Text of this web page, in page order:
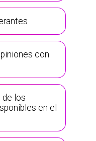
con
de los
en el